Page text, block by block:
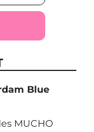
Blue
MUCHO